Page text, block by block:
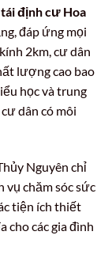
tái định cư Hoa
đáp ứng mọi
2km, cư dân
lượng cao bao
học và trung
dân có môi
Nguyên chỉ
vụ chăm sóc sức
tiện ích thiết
cho các gia đình